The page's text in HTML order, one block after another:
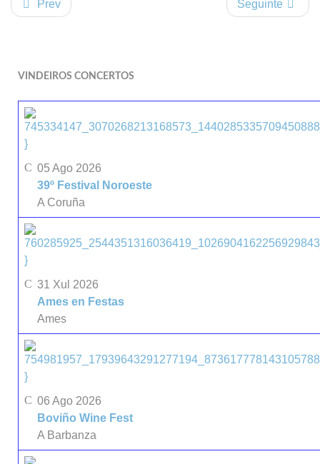
Prev Seguinte
VINDEIROS CONCERTOS
}
05 Ago 2026
39º Festival Noroeste
A Coruña
}
31 Xul 2026
Ames en Festas
Ames
}
06 Ago 2026
Boviño Wine Fest
A Barbanza